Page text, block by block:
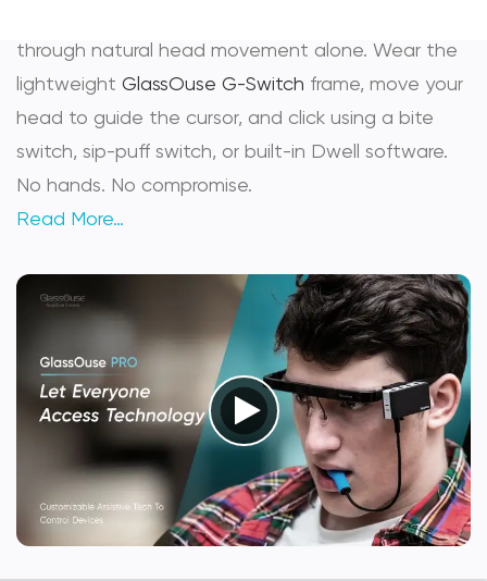
through natural head movement alone. Wear the
lightweight GlassOuse G-Switch frame, move your
head to guide the cursor, and click using a bite
switch, sip-puff switch, or built-in Dwell software.
No hands. No compromise.
Read More…